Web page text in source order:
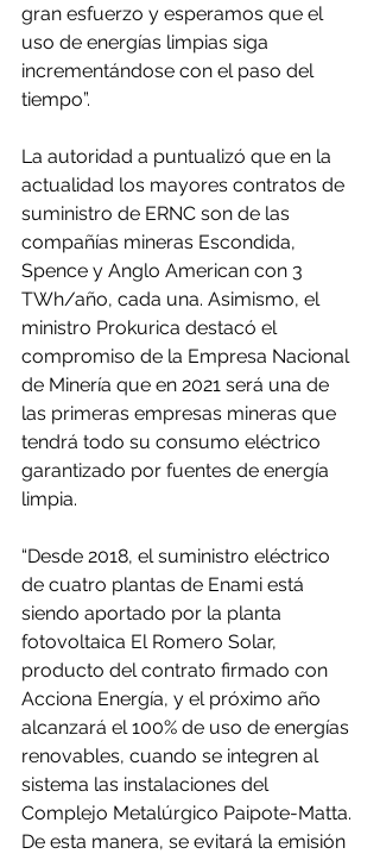
gran esfuerzo y esperamos que el
uso de energías limpias siga
incrementándose con el paso del
tiempo”.
La autoridad a puntualizó que en la
actualidad los mayores contratos de
suministro de ERNC son de las
compañías mineras Escondida,
Spence y Anglo American con 3
TWh/año, cada una. Asimismo, el
ministro Prokurica destacó el
compromiso de la Empresa Nacional
de Minería que en 2021 será una de
las primeras empresas mineras que
tendrá todo su consumo eléctrico
garantizado por fuentes de energía
limpia.
“Desde 2018, el suministro eléctrico
de cuatro plantas de Enami está
siendo aportado por la planta
fotovoltaica El Romero Solar,
producto del contrato firmado con
Acciona Energía, y el próximo año
alcanzará el 100% de uso de energías
renovables, cuando se integren al
sistema las instalaciones del
Complejo Metalúrgico Paipote-Matta.
De esta manera, se evitará la emisión